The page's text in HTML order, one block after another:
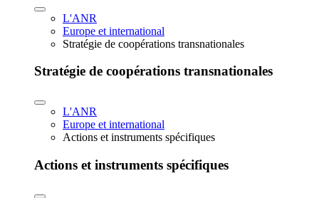
L'ANR
Europe et international
Stratégie de coopérations transnationales
Stratégie de coopérations transnationales
L'ANR
Europe et international
Actions et instruments spécifiques
Actions et instruments spécifiques